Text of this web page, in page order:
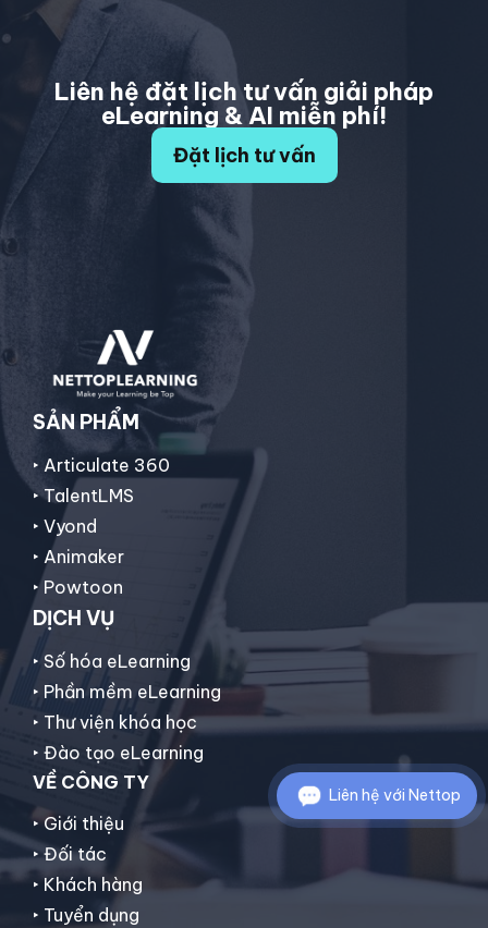
Liên hệ đặt lịch tư vấn giải pháp
eLearning & AI miễn phí!
Đặt lịch tư vấn
SẢN PHẨM
‣ Articulate 360
‣ TalentLMS
‣ Vyond
‣ Animaker
‣ Powtoon
DỊCH VỤ
‣ Số hóa eLearning
‣ Phần mềm eLearning
‣ Thư viện khóa học
‣ Đào tạo eLearning
VỀ CÔNG TY
‣ Giới thiệu
‣ Đối tác
‣ Khách hàng
‣ Tuyển dụng
Liên hệ với Nettop